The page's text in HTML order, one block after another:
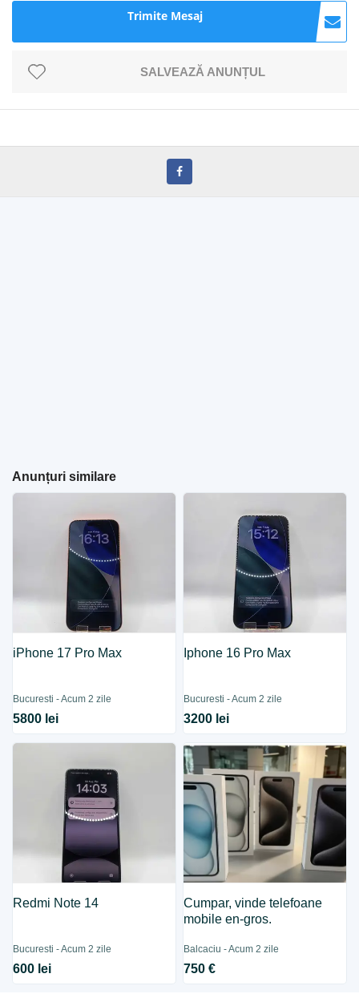
Trimite Mesaj
SALVEAZĂ ANUNȚUL
Anunțuri similare
iPhone 17 Pro Max
Bucuresti - Acum 2 zile
5800 lei
Iphone 16 Pro Max
Bucuresti - Acum 2 zile
3200 lei
Redmi Note 14
Bucuresti - Acum 2 zile
600 lei
Cumpar, vinde telefoane
mobile en-gros.
Balcaciu - Acum 2 zile
750 €